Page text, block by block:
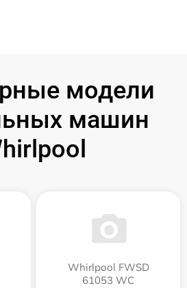
модели
машин
Whirlpool FWSD
61053 WC